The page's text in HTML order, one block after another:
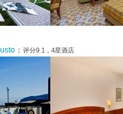
： 评分9.1，4星酒店